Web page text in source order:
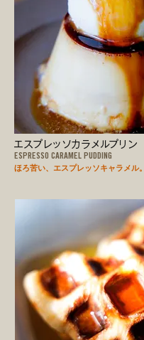
エスプレッソカラメルプリン
ESPRESSO CARAMEL PUDDING
ほろ苦い、エスプレッソキャラメル。